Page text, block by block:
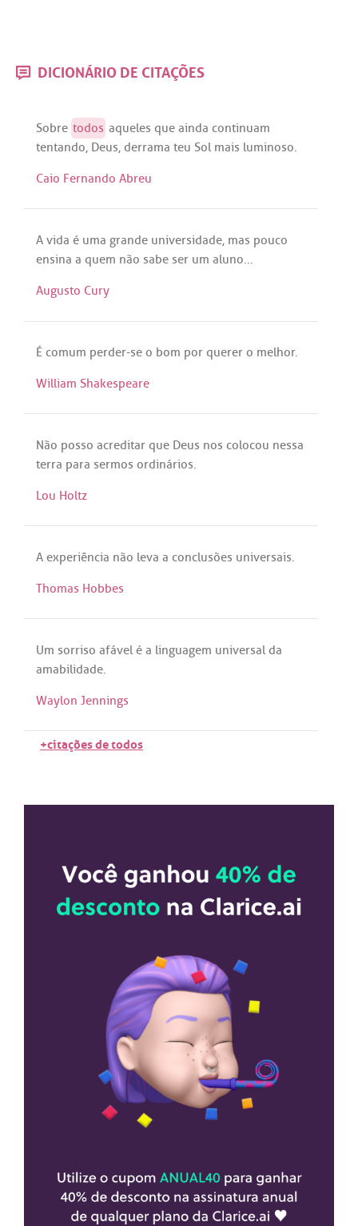
DICIONÁRIO DE CITAÇÕES
Sobre todos aqueles que ainda continuam
tentando, Deus, derrama teu Sol mais luminoso.
Caio Fernando Abreu
A vida é uma grande universidade, mas pouco
ensina a quem não sabe ser um aluno...
Augusto Cury
É comum perder-se o bom por querer o melhor.
William Shakespeare
Não posso acreditar que Deus nos colocou nessa
terra para sermos ordinários.
Lou Holtz
A experiência não leva a conclusões universais.
Thomas Hobbes
Um sorriso afável é a linguagem universal da
amabilidade.
Waylon Jennings
+citações de todos